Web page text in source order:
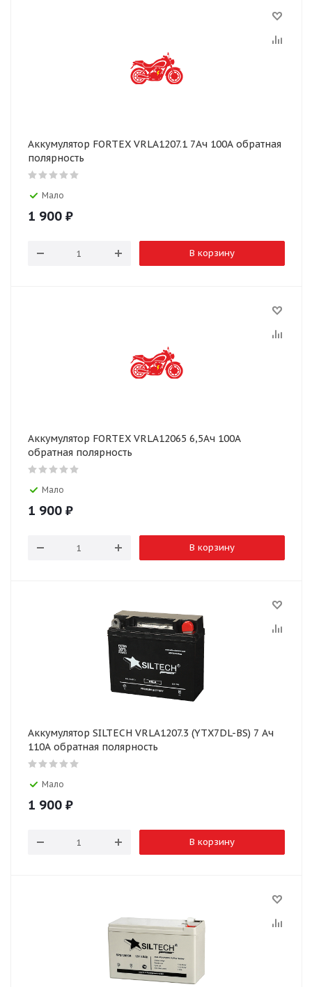
Аккумулятор FORTEX VRLA1207.1 7Ач 100А обратная
полярность
Мало
1 900 ₽
В корзину
Аккумулятор FORTEX VRLA12065 6,5Ач 100А
обратная полярность
Мало
1 900 ₽
В корзину
Аккумулятор SILTECH VRLA1207.3 (YTX7DL-BS) 7 Ач
110А обратная полярность
Мало
1 900 ₽
В корзину